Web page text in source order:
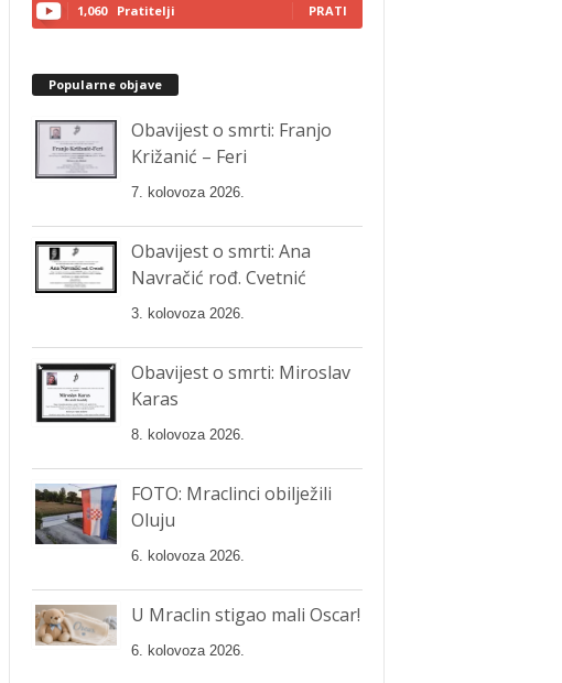
1,060 Pratitelji PRATI
Popularne objave
Obavijest o smrti: Franjo
Križanić – Feri
7. kolovoza 2026.
Obavijest o smrti: Ana
Navračić rođ. Cvetnić
3. kolovoza 2026.
Obavijest o smrti: Miroslav
Karas
8. kolovoza 2026.
FOTO: Mraclinci obilježili
Oluju
6. kolovoza 2026.
U Mraclin stigao mali Oscar!
6. kolovoza 2026.